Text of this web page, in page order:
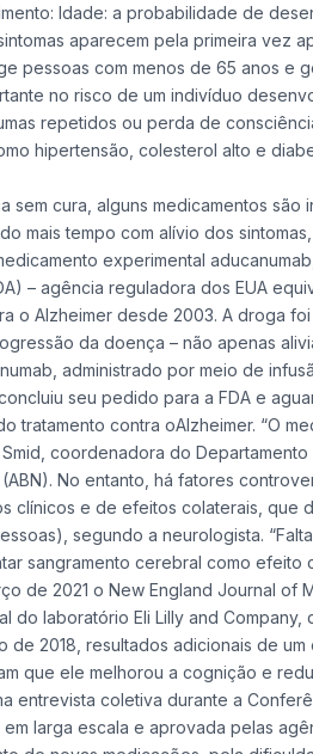
Idade: a probabilidade de
aparecem pela primeira vez
pessoas com menos de 65 anos e
no risco de um indivíduo
repetidos ou perda de
hipertensão, colesterol alto e
sem cura, alguns medicamentos
mais tempo com alívio dos
experimental
– agência reguladora dos EUA
o Alzheimer desde 2003. A droga
da doença – não apenas
administrado por meio de
seu pedido para a FDA e
tratamento contra oAlzheimer. “O
coordenadora do
No entanto, há fatores
clínicos e de efeitos colaterais,
segundo a neurologista.
sangramento cerebral como efeito
de 2021 o New England Journal
do laboratório Eli Lilly and
de 2018, resultados adicionais de
que ele melhorou a cognição e
entrevista coletiva durante a
larga escala e aprovada pelas